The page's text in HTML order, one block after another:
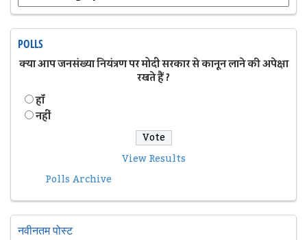
POLLS
क्या आप जनसंख्या नियंत्रण पर मोदी सरकार से कानून लाने की अपेक्षा
रखते हैं ?
हॉं
नहीं
View Results
Polls Archive
नवीनतम पोस्ट